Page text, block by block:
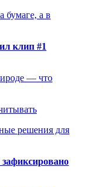
бумаге, а в
клип #1
— что
решения для